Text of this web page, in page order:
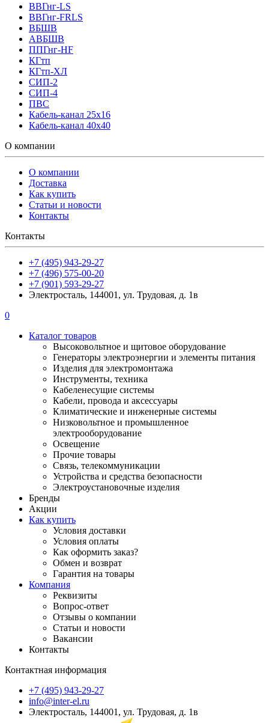
ВВГнг-LS
ВВГнг-FRLS
ВБШВ
АВБШВ
ППГнг-HF
КГтп
КГтп-ХЛ
СИП-2
СИП-4
ПВС
Кабель-канал 25х16
Кабель-канал 40х40
О компании
О компании
Доставка
Как купить
Статьи и новости
Контакты
Контакты
+7 (495) 943-29-27
+7 (496) 575-00-20
+7 (901) 593-29-27
Электросталь, 144001, ул. Трудовая, д. 1в
0
Каталог товаров
Высоковольтное и щитовое оборудование
Генераторы электроэнергии и элементы питания
Изделия для электромонтажа
Инструменты, техника
Кабеленесущие системы
Кабели, провода и аксессуары
Климатические и инженерные системы
Низковольтное и промышленное
электрооборудование
Освещение
Прочие товары
Связь, телекоммуникации
Устройства и средства безопасности
Электроустановочные изделия
Бренды
Акции
Как купить
Условия доставки
Условия оплаты
Как оформить заказ?
Обмен и возврат
Гарантия на товары
Компания
Реквизиты
Вопрос-ответ
Отзывы о компании
Статьи и новости
Вакансии
Контакты
Контактная информация
+7 (495) 943-29-27
info@inter-el.ru
Электросталь, 144001, ул. Трудовая, д. 1в